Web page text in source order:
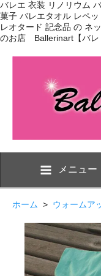
バレエ 衣装 リノリウム
菓子 バレエタオル レペ
レオタード 記念品 の ネ
のお店 Ballerinart【バレ
メニュー
ホーム > ウォームア